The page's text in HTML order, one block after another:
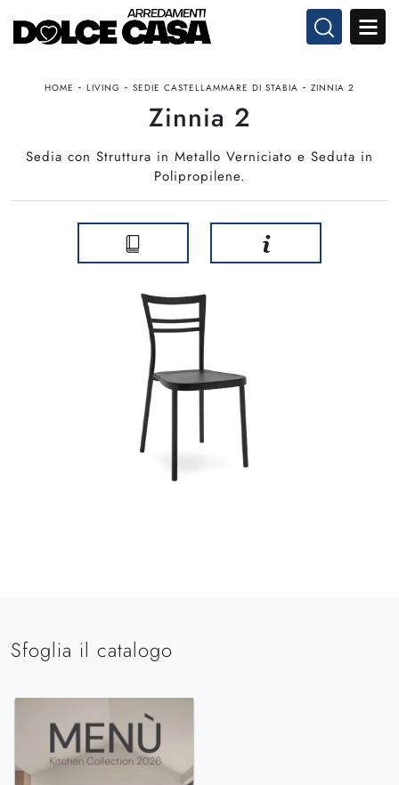
HOME - LIVING - SEDIE CASTELLAMMARE DI STABIA - ZINNIA 2
Zinnia 2
Sedia con Struttura in Metallo Verniciato e Seduta in
Polipropilene.
Sfoglia il catalogo